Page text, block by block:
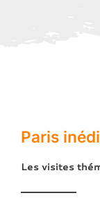
Paris
Les visites